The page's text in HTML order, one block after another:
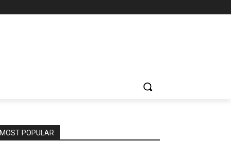
MOST POPULAR